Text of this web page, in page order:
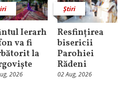
Ierarh
va fi
la
2026
Știri
Resfințirea
bisericii
Parohiei
Rădeni
02 Aug, 2026